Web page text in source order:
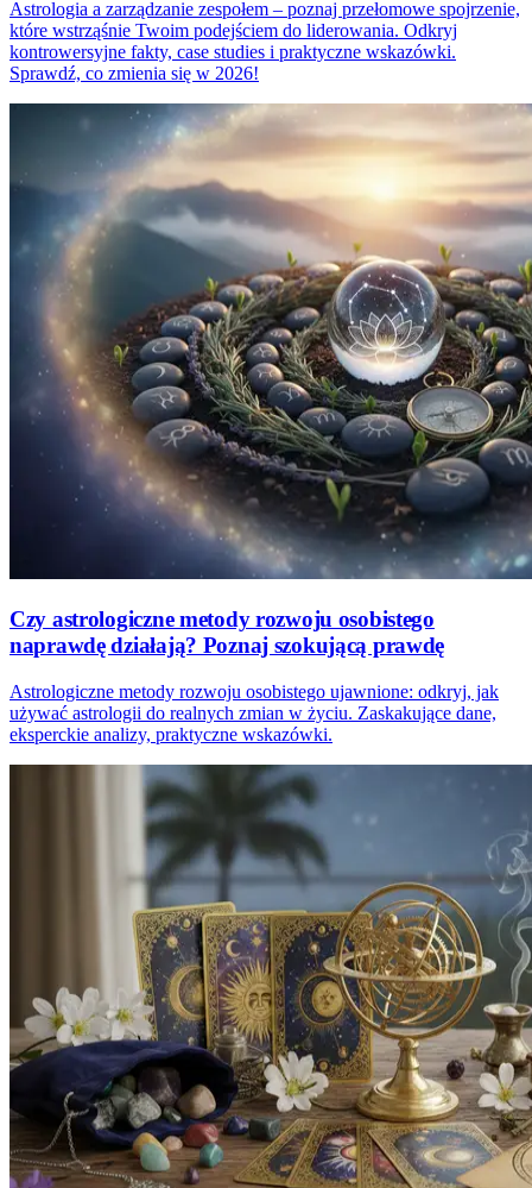
Astrologia a zarządzanie zespołem – poznaj przełomowe spojrzenie,
które wstrząśnie Twoim podejściem do liderowania. Odkryj
kontrowersyjne fakty, case studies i praktyczne wskazówki.
Sprawdź, co zmienia się w 2026!
Czy astrologiczne metody rozwoju osobistego
naprawdę działają? Poznaj szokującą prawdę
Astrologiczne metody rozwoju osobistego ujawnione: odkryj, jak
używać astrologii do realnych zmian w życiu. Zaskakujące dane,
eksperckie analizy, praktyczne wskazówki.